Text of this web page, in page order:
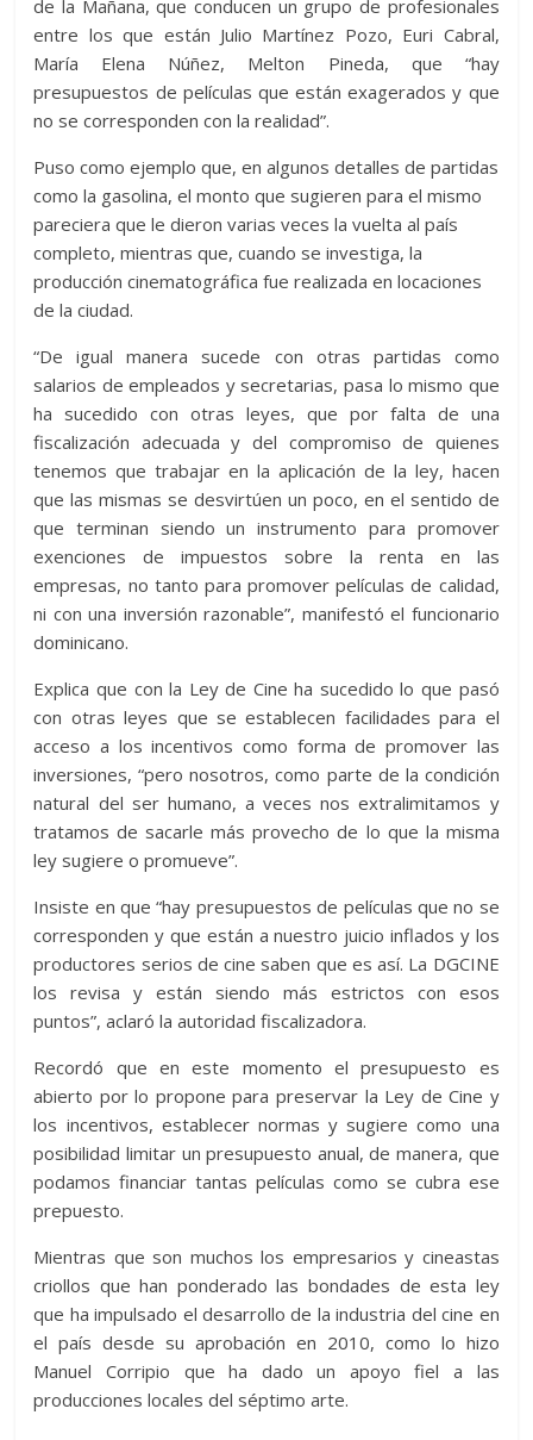
de la Mañana, que conducen un grupo de profesionales
entre los que están Julio Martínez Pozo, Euri Cabral,
María Elena Núñez, Melton Pineda, que “hay
presupuestos de películas que están exagerados y que
no se corresponden con la realidad”.
Puso como ejemplo que, en algunos detalles de partidas
como la gasolina, el monto que sugieren para el mismo
pareciera que le dieron varias veces la vuelta al país
completo, mientras que, cuando se investiga, la
producción cinematográfica fue realizada en locaciones
de la ciudad.
“De igual manera sucede con otras partidas como
salarios de empleados y secretarias, pasa lo mismo que
ha sucedido con otras leyes, que por falta de una
fiscalización adecuada y del compromiso de quienes
tenemos que trabajar en la aplicación de la ley, hacen
que las mismas se desvirtúen un poco, en el sentido de
que terminan siendo un instrumento para promover
exenciones de impuestos sobre la renta en las
empresas, no tanto para promover películas de calidad,
ni con una inversión razonable”, manifestó el funcionario
dominicano.
Explica que con la Ley de Cine ha sucedido lo que pasó
con otras leyes que se establecen facilidades para el
acceso a los incentivos como forma de promover las
inversiones, “pero nosotros, como parte de la condición
natural del ser humano, a veces nos extralimitamos y
tratamos de sacarle más provecho de lo que la misma
ley sugiere o promueve”.
Insiste en que “hay presupuestos de películas que no se
corresponden y que están a nuestro juicio inflados y los
productores serios de cine saben que es así. La DGCINE
los revisa y están siendo más estrictos con esos
puntos”, aclaró la autoridad fiscalizadora.
Recordó que en este momento el presupuesto es
abierto por lo propone para preservar la Ley de Cine y
los incentivos, establecer normas y sugiere como una
posibilidad limitar un presupuesto anual, de manera, que
podamos financiar tantas películas como se cubra ese
prepuesto.
Mientras que son muchos los empresarios y cineastas
criollos que han ponderado las bondades de esta ley
que ha impulsado el desarrollo de la industria del cine en
el país desde su aprobación en 2010, como lo hizo
Manuel Corripio que ha dado un apoyo fiel a las
producciones locales del séptimo arte.